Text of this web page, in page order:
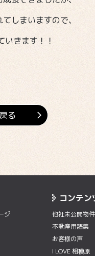
しまいますので、
きます！！
る
ジ
コンテン
他社未公開物
不動産用語集
お客様の声
I LOVE 相模原